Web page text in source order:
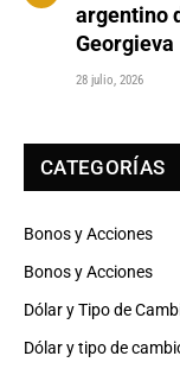
argentino
Georgieva
28 julio, 2026
CATEGORÍAS
Bonos y Acciones
Bonos y Acciones
Dólar y Tipo de
Dólar y tipo de